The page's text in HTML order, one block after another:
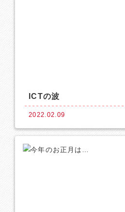
ICTの波
2022.02.09